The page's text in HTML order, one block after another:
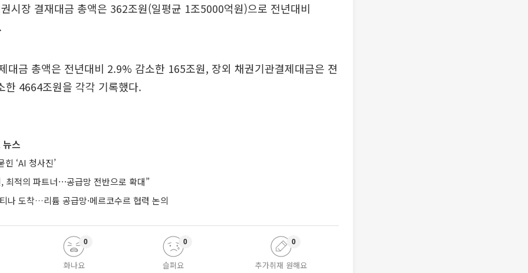
시장 결재대금 총액은 362조원(일평균 1조5000억원)으로 전년대비
대금 총액은 전년대비 2.9% 감소한 165조원, 장외 채권기관결제대금은 젼
한 4664조원을 각각 기록했다.
스
힌 ‘AI 청사진’
최적의 파트너⋯공급망 전반으로 확대”
나 도착…리튬 공급망·메르코수르 협력 논의
화나요
0
슬퍼요
0
추가취재 원해요
0